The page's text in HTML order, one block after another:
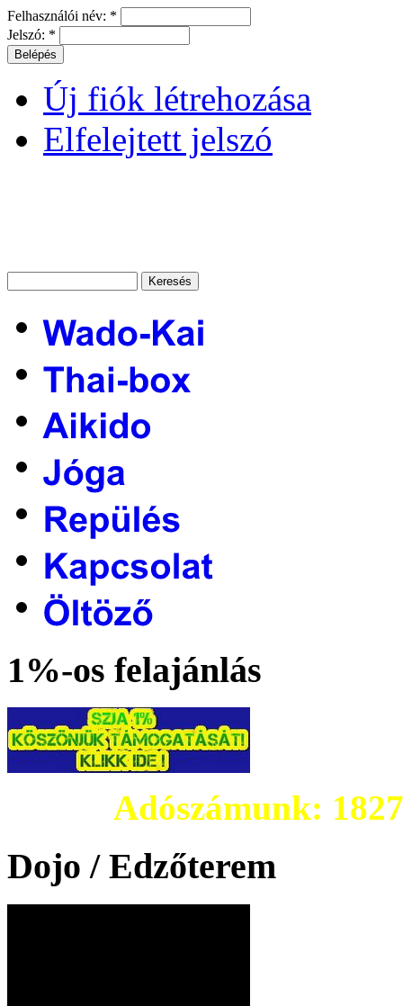
Felhasználói név: *
Jelszó: *
Új fiók létrehozása
Elfelejtett jelszó
1%-os felajánlás
Adószámunk:
Dojo / Edzőterem